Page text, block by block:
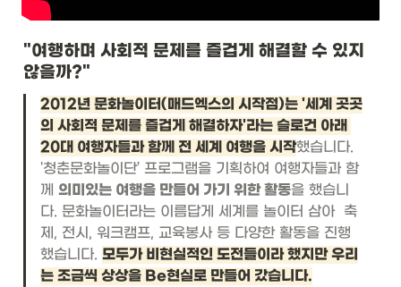
"여행하며 사회적 문제를 즐겁게 해결할 수 있지
않을까?"
2012년 문화놀이터(매드엑스의 시작점)는 '세계 곳곳
의 사회적 문제를 즐겁게 해결하자'라는 슬로건 아래
20대 여행자들과 함께 전 세계 여행을 시작했습니다.
'청춘문화놀이단’ 프로그램을 기획하여 여행자들과 함
께 의미있는 여행을 만들어 가기 위한 활동을 했습니
다. 문화놀이터라는 이름답게 세계를 놀이터 삼아  축
제, 전시, 워크캠프, 교육봉사 등 다양한 활동을 진행
했습니다. 모두가 비현실적인 도전들이라 했지만 우리
는 조금씩 상상을 Be현실로 만들어 갔습니다.